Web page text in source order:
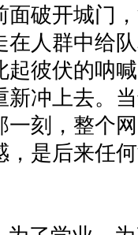
面破开城门
在人群中给
起彼伏的呐
新冲上去。
一刻，整个
，是后来任